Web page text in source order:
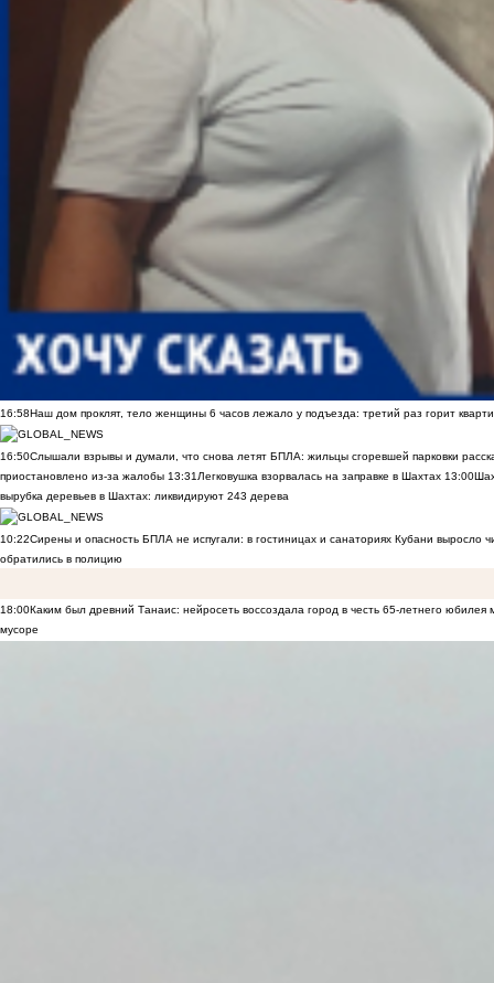
16:58Наш дом проклят, тело женщины 6 часов лежало у подъезда: третий раз горит
16:50Слышали взрывы и думали, что снова летят БПЛА: жильцы сгоревшей парковки
приостановлено из-за жалобы 13:31 Легковушка взорвалась на заправке в Шахтах 13:00
вырубка деревьев в Шахтах: ликвидируют 243 дерева
10:22Сирены и опасность БПЛА не испугали: в гостиницах и санаториях Кубани выросло
обратились в полицию
18:00Каким был древний Танаис: нейросеть воссоздала город в честь 65-летнего юбилея
мусоре